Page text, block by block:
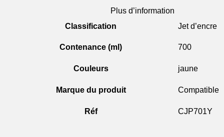
Plus d’information
Classification
Jet d’encre
Contenance (ml) 700
Couleurs jaune
Marque du produit Compatible
Réf CJP701Y